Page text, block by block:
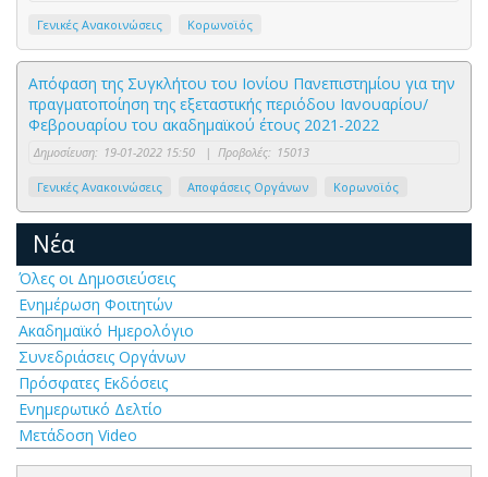
Γενικές Ανακοινώσεις Κορωνοϊός
Απόφαση της Συγκλήτου του Ιονίου Πανεπιστημίου για την
πραγματοποίηση της εξεταστικής περιόδου Ιανουαρίου/
Φεβρουαρίου του ακαδημαϊκού έτους 2021-2022
Δημοσίευση: 19-01-2022 15:50 | Προβολές: 15013
Γενικές Ανακοινώσεις Αποφάσεις Οργάνων Κορωνοϊός
Νέα
Όλες οι Δημοσιεύσεις
Ενημέρωση Φοιτητών
Ακαδημαϊκό Ημερολόγιο
Συνεδριάσεις Οργάνων
Πρόσφατες Εκδόσεις
Ενημερωτικό Δελτίο
Μετάδοση Video